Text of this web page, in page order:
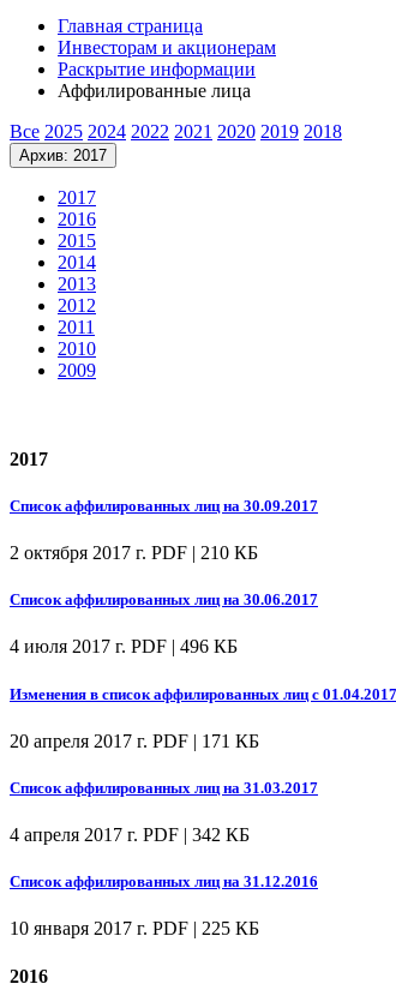
Главная страница
Инвесторам и акционерам
Раскрытие информации
Аффилированные лица
Все 2025 2024 2022 2021 2020 2019 2018
Архив: 2017
2017
2016
2015
2014
2013
2012
2011
2010
2009
2017
Список аффилированных лиц на 30.09.2017
2 октября 2017 г. PDF | 210 КБ
Список аффилированных лиц на 30.06.2017
4 июля 2017 г. PDF | 496 КБ
Изменения в список аффилированных лиц с
20 апреля 2017 г. PDF | 171 КБ
Список аффилированных лиц на 31.03.2017
4 апреля 2017 г. PDF | 342 КБ
Список аффилированных лиц на 31.12.2016
10 января 2017 г. PDF | 225 КБ
2016